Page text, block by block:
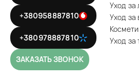
+380958887810
+380978887810
ЗАКАЗАТЬ ЗВОНОК
Уход за
Уход за
Уход за